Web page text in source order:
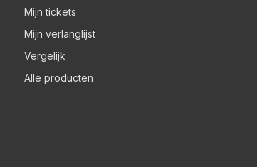
Mijn tickets
Mijn verlanglijst
Vergelijk
Alle producten